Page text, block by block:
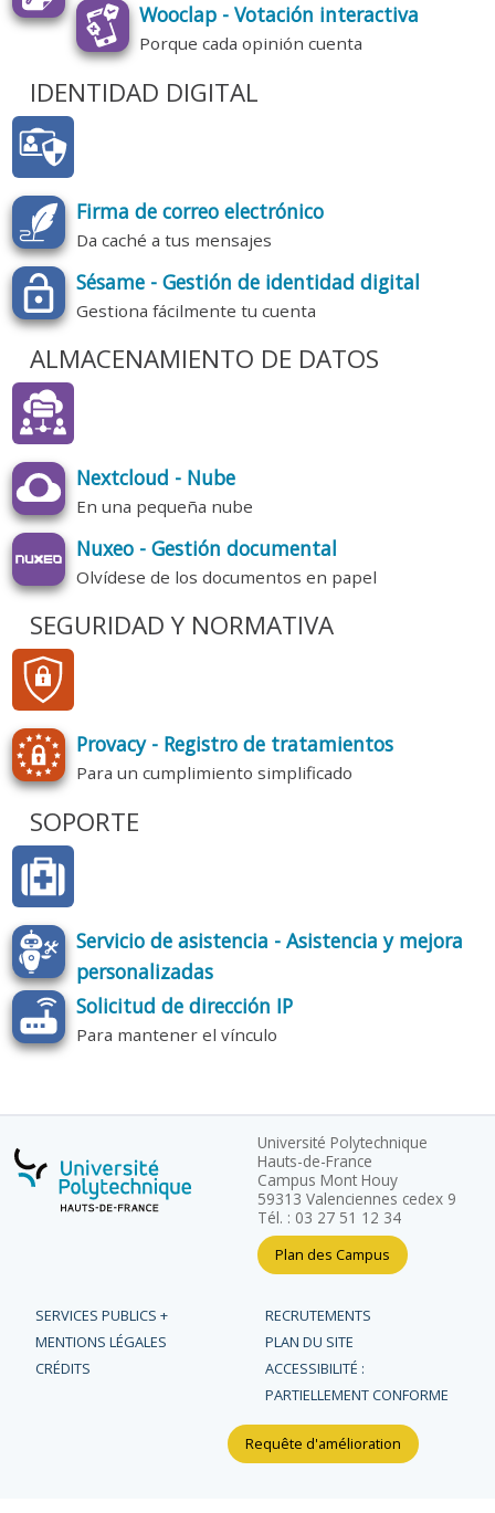
Wooclap - Votación interactiva
Porque cada opinión cuenta
IDENTIDAD DIGITAL
Firma de correo electrónico
Da caché a tus mensajes
Sésame - Gestión de identidad digital
Gestiona fácilmente tu cuenta
ALMACENAMIENTO DE DATOS
Nextcloud - Nube
En una pequeña nube
Nuxeo - Gestión documental
Olvídese de los documentos en papel
SEGURIDAD Y NORMATIVA
Provacy - Registro de tratamientos
Para un cumplimiento simplificado
SOPORTE
Servicio de asistencia - Asistencia y mejora
personalizadas
Solicitud de dirección IP
Para mantener el vínculo
Université Polytechnique
Hauts-de-France
Campus Mont Houy
59313 Valenciennes cedex 9
Tél. : 03 27 51 12 34
Plan des Campus
SERVICES PUBLICS +
RECRUTEMENTS
MENTIONS LÉGALES
PLAN DU SITE
CRÉDITS
ACCESSIBILITÉ :
PARTIELLEMENT CONFORME
Requête d'amélioration